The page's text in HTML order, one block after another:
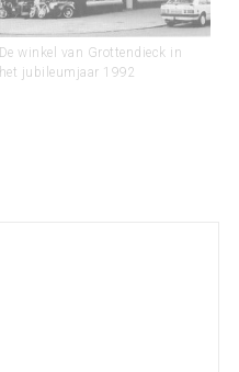
De winkel van Grottendieck in
het jubileumjaar 1992